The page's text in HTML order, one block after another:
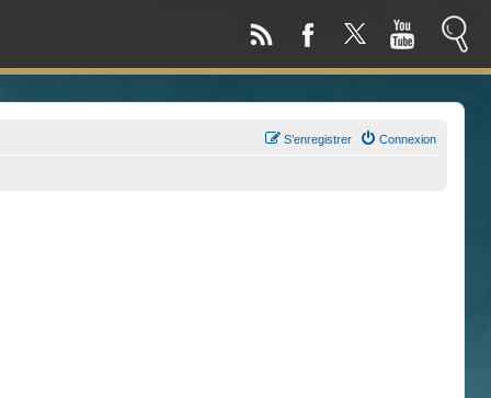
Connexion
S’enregistrer